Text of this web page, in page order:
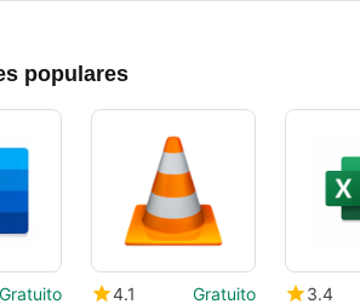
populares
Gratuito 4.1 Gratuito 3.4